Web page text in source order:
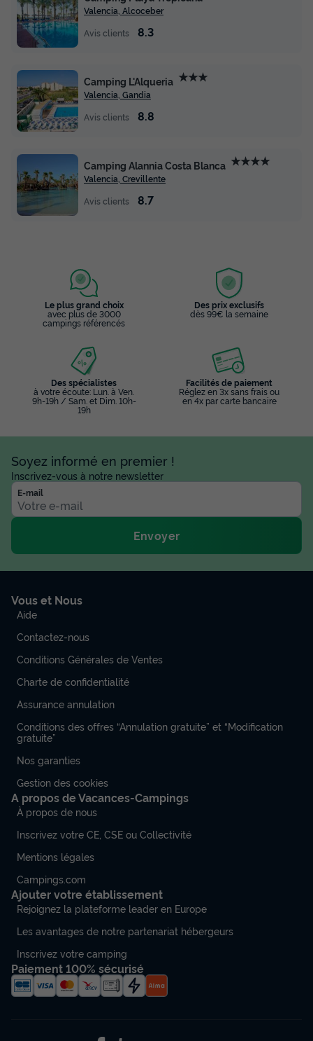
Valencia, Alcoceber
Avis clients
8.3
Camping L'Alqueria ★★★
Valencia, Gandia
Avis clients
8.8
Camping Alannia Costa Blanca ★★★★
Valencia, Crevillente
Avis clients
8.7
Le plus grand choix
avec plus de 3000
campings référencés
Des prix exclusifs
dès 99€ la semaine
Des spécialistes
à votre écoute: Lun. à Ven.
9h-19h / Sam. et Dim. 10h-
19h
Facilités de paiement
Réglez en 3x sans frais ou
en 4x par carte bancaire
Soyez informé en premier !
Inscrivez-vous à notre newsletter
E-mail
Envoyer
Vous et Nous
Aide
Contactez-nous
Conditions Générales de Ventes
Charte de confidentialité
Assurance annulation
Conditions des offres “Annulation gratuite” et “Modification
gratuite”
Nos garanties
Gestion des cookies
A propos de Vacances-Campings
À propos de nous
Inscrivez votre CE, CSE ou Collectivité
Mentions légales
Campings.com
Ajouter votre établissement
Rejoignez la plateforme leader en Europe
Les avantages de notre partenariat hébergeurs
Inscrivez votre camping
Paiement 100% sécurisé